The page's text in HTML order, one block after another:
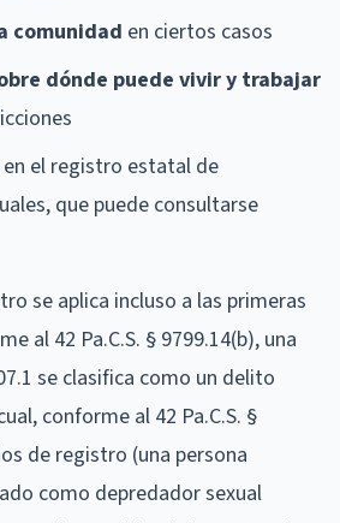
comunidad en ciertos casos
dónde puede vivir y trabajar
en el registro estatal de
que puede consultarse
se aplica incluso a las primeras
al 42 Pa.C.S. § 9799.14(b), una
se clasifica como un delito
conforme al 42 Pa.C.S. §
de registro (una persona
como depredador sexual